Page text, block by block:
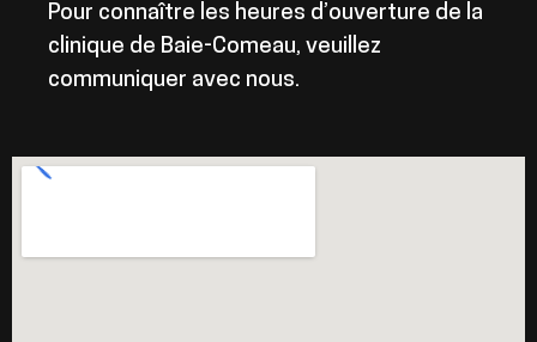
Pour connaître les heures d’ouverture de la
clinique de Baie-Comeau, veuillez
communiquer avec nous.